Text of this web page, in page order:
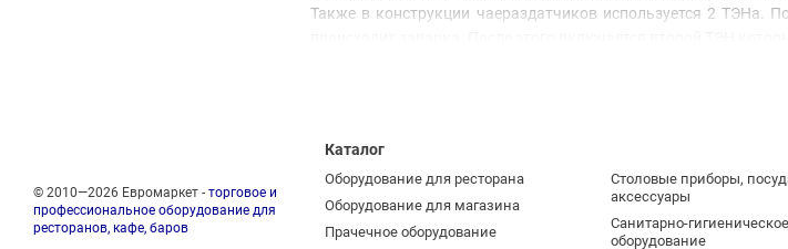
Также в конструкции чаераздатчиков используется 2 ТЭНа.
обслуживания и позволит Вам обслужить сразу много
В магазине Евромаркет Вы можете
которые хорошо зарекомендовали себя на рынке Украины.
консультацией.
© 2010—2026 Евромаркет - торговое и
профессиональное оборудование для
ресторанов, кафе, баров
Каталог
Оборудование для ресторана
Оборудование для магазина
Прачечное оборудование
Столовые приборы,
аксессуары
Санитарно-гигиеническое
оборудование